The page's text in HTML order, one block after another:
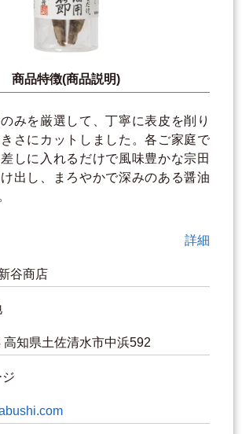
商品特徴(商品説明)
みを厳選して、丁寧に表皮を削り
さにカットしました。各ご家庭で
しに入れるだけで風味豊かな宗田
出し、まろやかで深みのある醤油
詳細
谷商店
高知県土佐清水市中浜592